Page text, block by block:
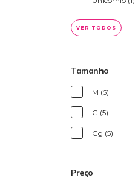
VER TODOS
Tamanho
M (5)
G (5)
Gg (5)
Preço